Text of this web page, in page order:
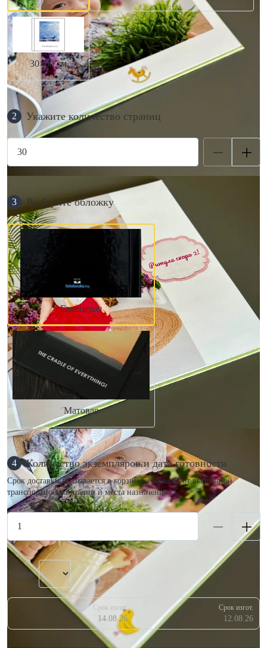
30×30 см
2 Укажите количество страниц
3 Выберите обложку
Глянцевая
Матовая
4 Количество экземпляров и дата готовности
Срок доставки указывается в корзине и зависит от выбранной
транспортной компании и места назначения.
Тираж
Срок изгот.
14.08.26
Срок изгот.
12.08.26